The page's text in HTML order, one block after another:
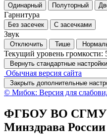
Одинарный Полуторный
Гарнитура
Без засечек С засечками
Звук
Отключить Тише
Текущий уровень громкости:
Вернуть стандартные настройки
Обычная версия сайта
Закрыть дополнительные
© Мибок: Версия для
ФГБОУ ВО СГМУ
Минздрава России